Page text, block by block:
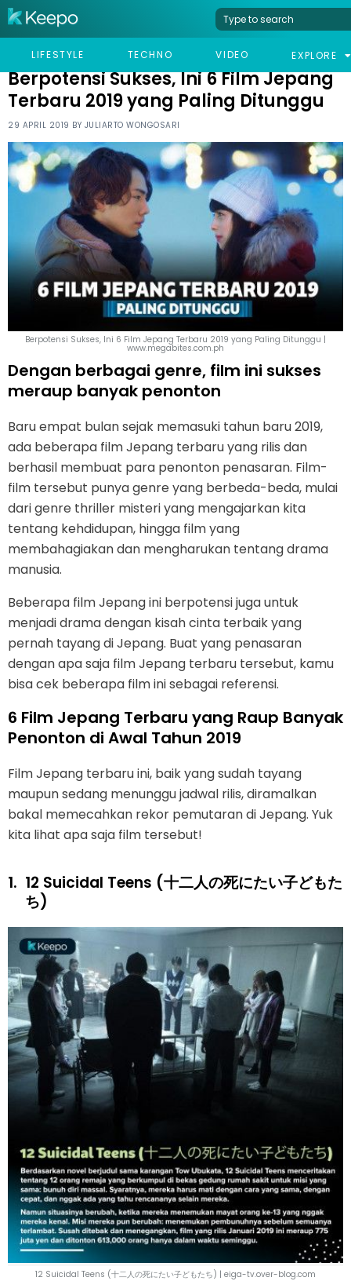
LIFESTYLE TECHNO VIDEO EXPLORE
LIFESTYLE
BERPOTENSI SUKSES, INI 6 FILM JEPANG TERBARU 2019 YANG
Berpotensi Sukses, Ini 6 Film Jepang
Terbaru 2019 yang Paling Ditunggu
29 APRIL 2019 BY JULIARTO WONGOSARI
Berpotensi Sukses, Ini 6 Film Jepang Terbaru 2019 yang Paling Ditunggu |
www.megabites.com.ph
Dengan berbagai genre, film ini sukses
meraup banyak penonton
Baru empat bulan sejak memasuki tahun baru 2019,
ada beberapa film Jepang terbaru yang rilis dan
berhasil membuat para penonton penasaran. Film-
film tersebut punya genre yang berbeda-beda, mulai
dari genre thriller misteri yang mengajarkan kita
tentang kehdidupan, hingga film yang
membahagiakan dan mengharukan tentang drama
manusia.
Beberapa film Jepang ini berpotensi juga untuk
menjadi drama dengan kisah cinta terbaik yang
pernah tayang di Jepang. Buat yang penasaran
dengan apa saja film Jepang terbaru tersebut, kamu
bisa cek beberapa film ini sebagai referensi.
6 Film Jepang Terbaru yang Raup Banyak
Penonton di Awal Tahun 2019
Film Jepang terbaru ini, baik yang sudah tayang
maupun sedang menunggu jadwal rilis, diramalkan
bakal memecahkan rekor pemutaran di Jepang. Yuk
kita lihat apa saja film tersebut!
1. 12 Suicidal Teens (十二人の死にたい子どもた
ち)
12 Suicidal Teens (十二人の死にたい子どもたち) | eiga-tv.over-blog.com